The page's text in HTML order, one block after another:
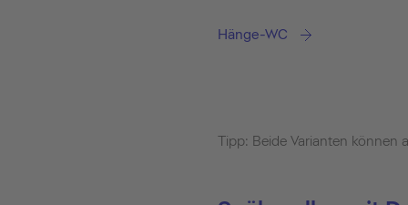
Hänge-WC
Tipp: Beide Varianten können